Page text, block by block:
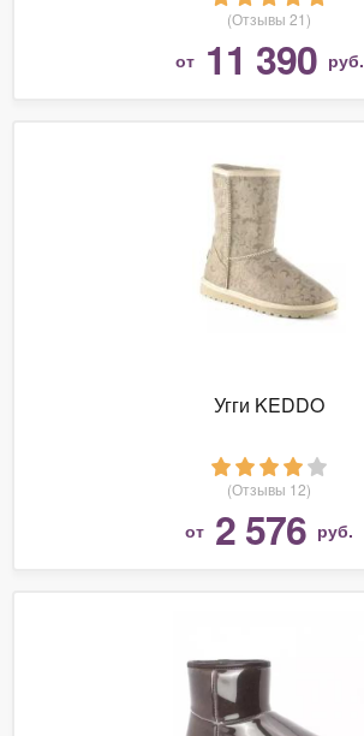
(Отзывы 21)
от 11 390 руб.
Угги KEDDO
(Отзывы 12)
от 2 576 руб.